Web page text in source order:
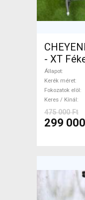
CHEYENNE
- XT
26" elöl
ELADÓ
Állapot
Kerék méret
Fokozatok elöl
Keres / Kínál
475 000 Ft
299